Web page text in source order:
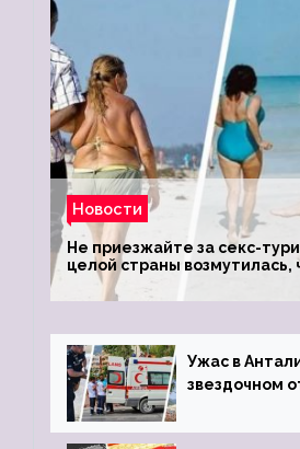
Новости
Не приезжайте за секс-
целой страны
туристки массово едут к
обзавестись молодыми
Ужас в
звездочном
пистолета